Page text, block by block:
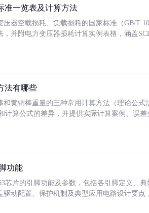
准一览表及计算方法
压器空载损耗、负载损耗的国家标准（GB/T
，并附电力变压器损耗计算实例表格，涵盖
法有哪些
和黄铜棒重量的三种常用计算方法（理论公
计算公式的差异，并提供实际计算案例、误
功能
芯片的引脚功能及参数，包括各引脚定义、
驱动配置、保护机制及典型应用电路设计要